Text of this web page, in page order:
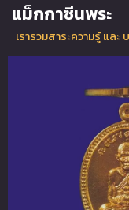
แม็กกาซีนพระ
เรารวมสาระความรู้ แล